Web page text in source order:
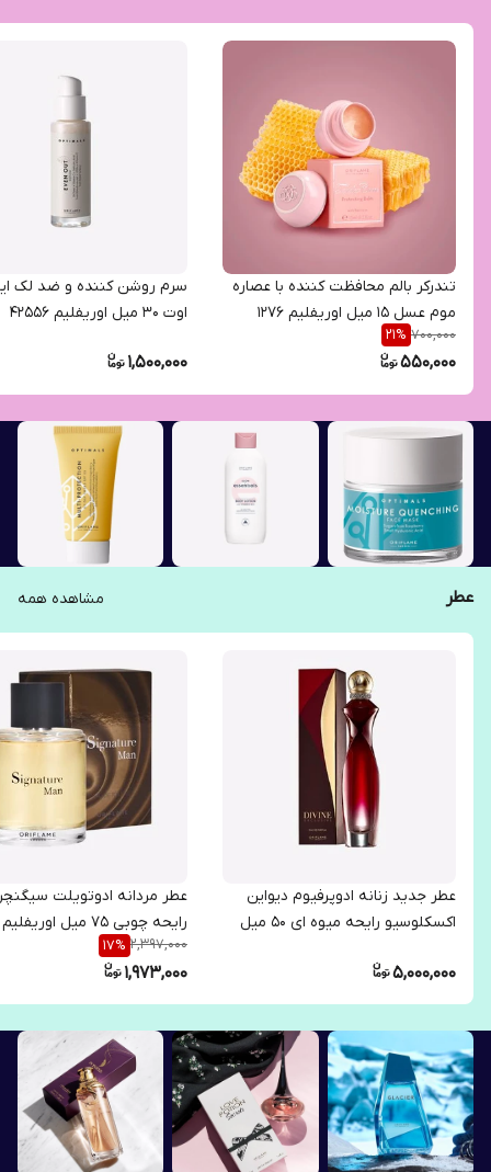
تندرکر بالم محافظت کننده با عصاره
موم عسل 15 میل اوریفلیم 1276
700,000
21%
550,000
سرم روشن کننده و ضد لک
اوت 30 میل اوریفلیم 42556
1,500,000
عطر مشاهده همه
عطر جدید زنانه ادوپرفیوم دیواین
اکسکلوسیو رایحه میوه ای 50 میل
5,000,000
عطر مردانه ادوتویلت
رایحه چوبی 75 میل اوریفلیم 36002
2,397,000
17%
1,973,000